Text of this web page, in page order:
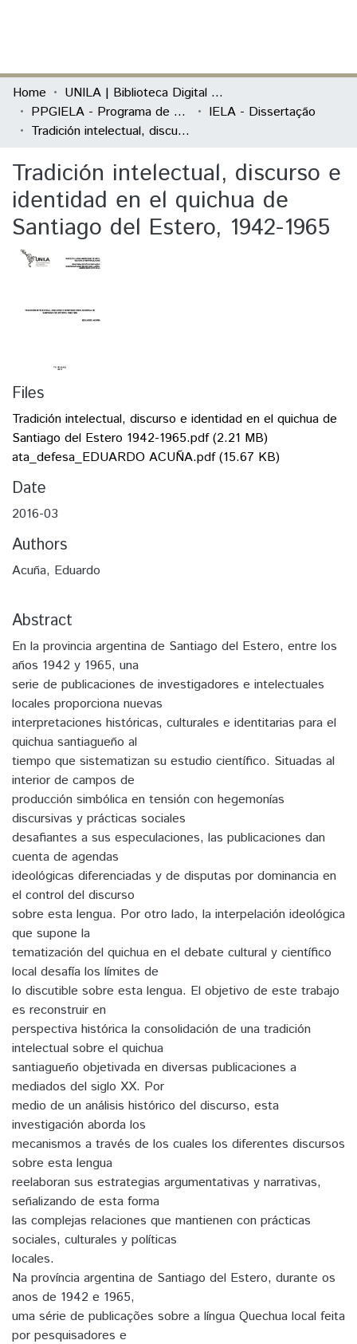
Communities & Collections
All of DSpace
Home
UNILA | Biblioteca Digital de Dissertações e Teses
PPGIELA - Programa de Pós-Graduação Interdisciplinar em Estudos Latino-Americanos
IELA - Dissertação
Tradición intelectual, discurso e identidad en el quichua de Santiago del Estero, 1942-1965
Tradición intelectual, discurso e
identidad en el quichua de
Santiago del Estero, 1942-1965
Files
Tradición intelectual, discurso e identidad en el quichua de
Santiago del Estero 1942-1965.pdf(2.21 MB)
ata_defesa_EDUARDO ACUÑA.pdf(15.67 KB)
Date
2016-03
Authors
Acuña, Eduardo
Abstract
En la provincia argentina de Santiago del Estero, entre los
años 1942 y 1965, una
serie de publicaciones de investigadores e intelectuales
locales proporciona nuevas
interpretaciones históricas, culturales e identitarias para el
quichua santiagueño al
tiempo que sistematizan su estudio científico. Situadas al
interior de campos de
producción simbólica en tensión con hegemonías
discursivas y prácticas sociales
desafiantes a sus especulaciones, las publicaciones dan
cuenta de agendas
ideológicas diferenciadas y de disputas por dominancia en
el control del discurso
sobre esta lengua. Por otro lado, la interpelación ideológica
que supone la
tematización del quichua en el debate cultural y científico
local desafía los límites de
lo discutible sobre esta lengua. El objetivo de este trabajo
es reconstruir en
perspectiva histórica la consolidación de una tradición
intelectual sobre el quichua
santiagueño objetivada en diversas publicaciones a
mediados del siglo XX. Por
medio de un análisis histórico del discurso, esta
investigación aborda los
mecanismos a través de los cuales los diferentes discursos
sobre esta lengua
reelaboran sus estrategias argumentativas y narrativas,
señalizando de esta forma
las complejas relaciones que mantienen con prácticas
sociales, culturales y políticas
locales.
Na província argentina de Santiago del Estero, durante os
anos de 1942 e 1965,
uma série de publicações sobre a língua Quechua local feita
por pesquisadores e